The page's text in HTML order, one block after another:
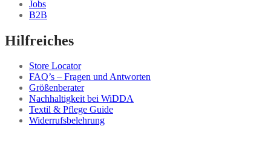
Jobs
B2B
Hilfreiches
Store Locator
FAQ’s – Fragen und Antworten
Größenberater
Nachhaltigkeit bei WiDDA
Textil & Pflege Guide
Widerrufsbelehrung